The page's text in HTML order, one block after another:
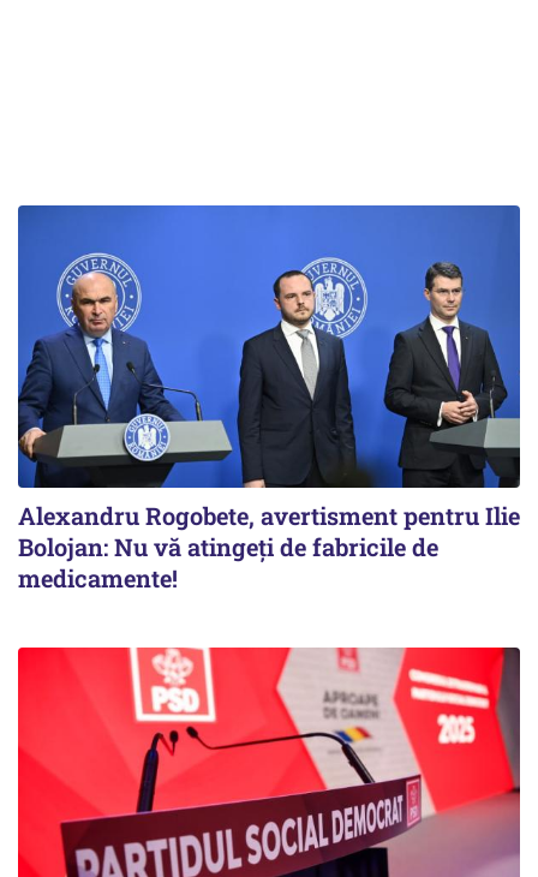
Alexandru Rogobete, avertisment pentru Ilie
Bolojan: Nu vă atingeți de fabricile de
medicamente!